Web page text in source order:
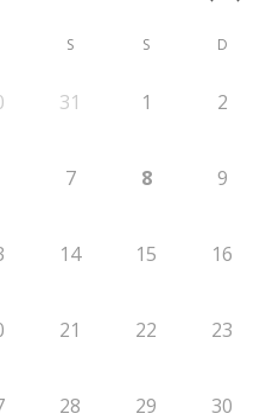
S S D
31 1 2
7 8 9
14 15 16
21 22 23
28 29 30